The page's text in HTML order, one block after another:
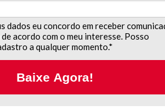
dados eu concordo em receber
acordo com o meu interesse. Posso
a qualquer momento.*
Baixe Agora!